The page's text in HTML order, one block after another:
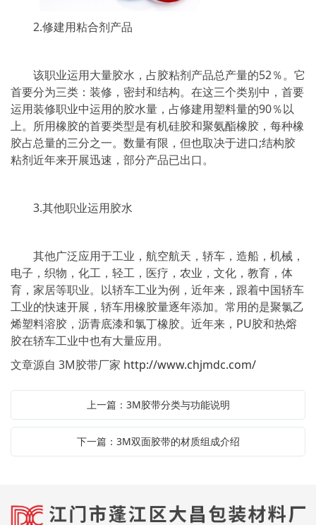
2.修建用粘合剂产品
该职业运用大量胶水，占胶粘剂产品总产量的52％。它
首要分为三类：装修，密封和结构。在这三个类别中，首要
运用装修职业中运用的胶水量，占修建用塑料量的90％以
上。所用橡胶的首要类型是有机硅胶和聚氨酯橡胶，每种橡
胶占总量的三分之一。数量有限，但也取决于进口;结构胶
粘剂近年来开展迅速，部分产品已出口。
3.其他职业运用胶水
其他广泛应用于工业，航空航天，轿车，造船，机械，
电子，织物，化工，轻工，医疗，农业，文化，教育，体
育，家居等职业。以轿车工业为例，近年来，跟着中国轿车
工业的快速开展，轿车用橡胶量逐年添加。常用的是聚氯乙
烯塑料溶胶，沥青底漆和氯丁橡胶。近年来，PU胶和热熔
胶在轿车工业中也有大量应用。
文章源自 3M胶带厂家 http://www.chjmdc.com/
上一篇：3M胶带分类与功能说明
下一篇：3M双面胶带的材质组成介绍